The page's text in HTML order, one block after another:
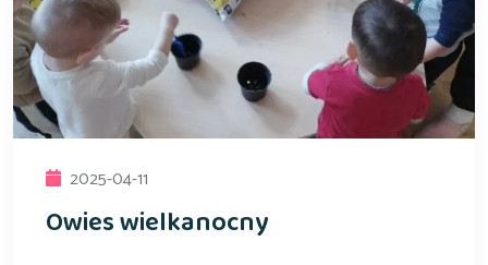
2025-04-11
Owies wielkanocny